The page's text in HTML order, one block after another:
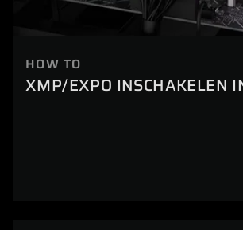
HOW TO
XMP/EXPO INSCHAKELEN